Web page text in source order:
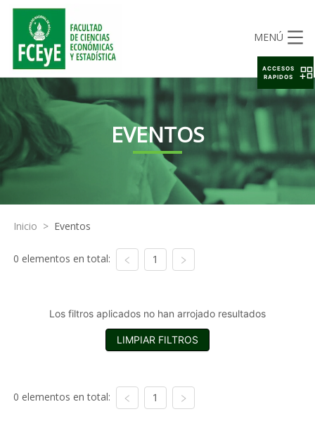
MENÚ
EVENTOS
Inicio > Eventos
0 elementos en total: 1
Los filtros aplicados no han arrojado resultados
LIMPIAR FILTROS
0 elementos en total: 1
ACCESOS
RAPIDOS